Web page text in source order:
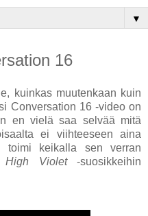
▼
16
kuinkas muutenkaan kuin
Conversation 16 -video on
en vielä saa selvää mitä
ei viihteeseen aina
toimi keikalla sen verran
High Violet-suosikkeihin